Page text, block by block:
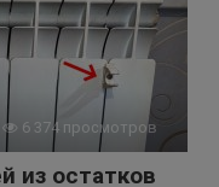
6 374 просмотров
из остатков